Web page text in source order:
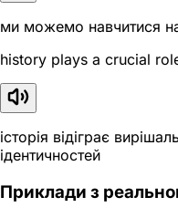
ми можемо навчитися на
history plays a crucial
історія відіграє
ідентичностей
Приклади з